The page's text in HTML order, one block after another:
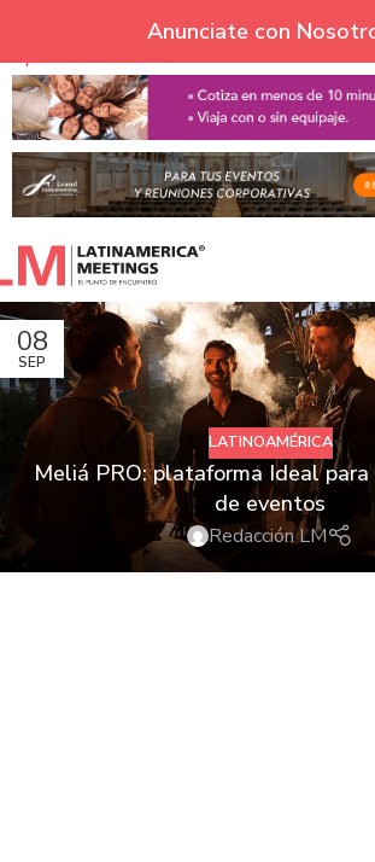
Skip to navigation
Skip to main content
Anunciate con
08
SEP
LATINOAMÉRICA
Meliá PRO: plataforma Ideal
de eventos
Redacción LM